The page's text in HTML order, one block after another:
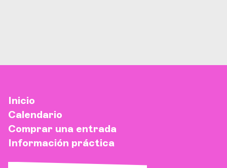
Inicio
Calendario
Comprar una entrada
Información práctica